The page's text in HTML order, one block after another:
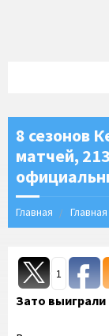
8 сезонов
матчей,
Главная Главная
1
Зато выиграли